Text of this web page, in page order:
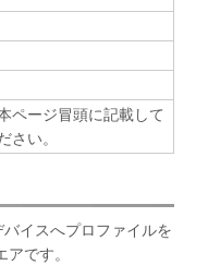
使用許諾されます。
社、それらの販売代
」に関して、商品性
なる保証も、明示た
。
社、それらの販売代
」の使用または使用
の他の派生的または
の損害を言いま
の責任を負わないも
ページ冒頭に記載して
さい。
バイスへプロファイルを
です。